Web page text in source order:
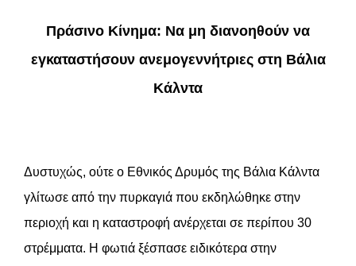
Πράσινο Κίνημα: Να μη διανοηθούν να
εγκαταστήσουν ανεμογεννήτριες στη Βάλια
Κάλντα
Δυστυχώς, ούτε ο Εθνικός Δρυμός της Βάλια Κάλντα
γλίτωσε από την πυρκαγιά που εκδηλώθηκε στην
περιοχή και η καταστροφή ανέρχεται σε περίπου 30
στρέμματα. Η φωτιά ξέσπασε ειδικότερα στην